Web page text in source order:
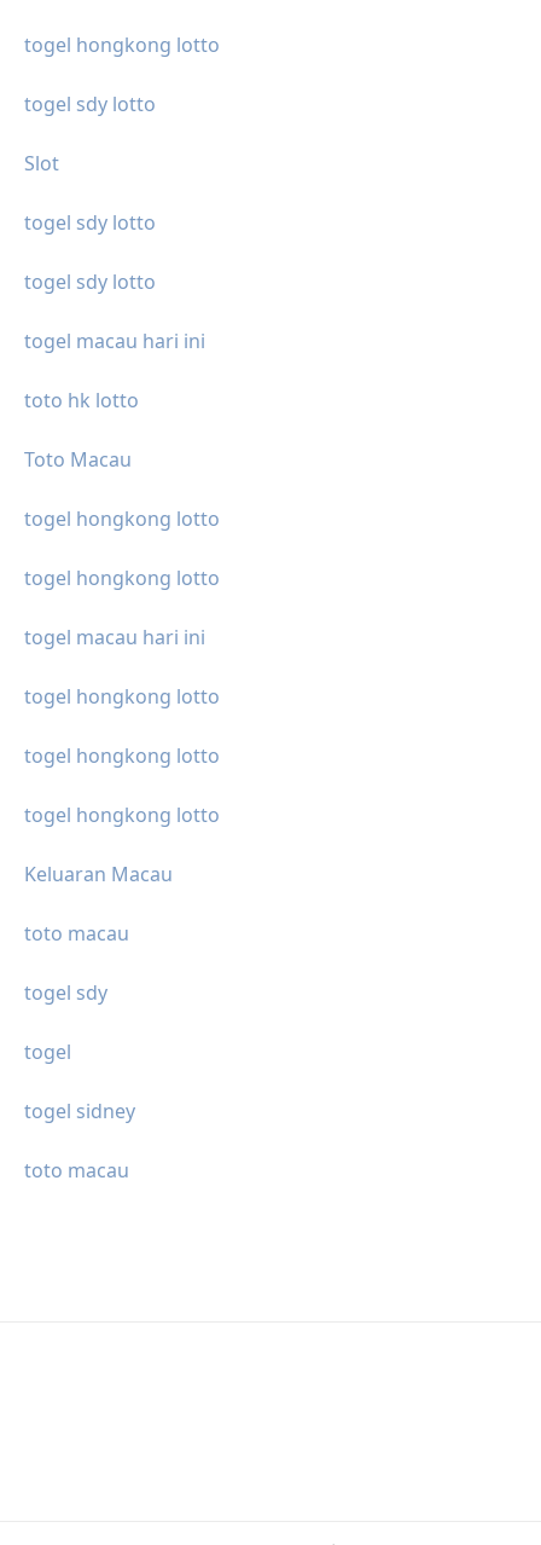
togel hongkong lotto
togel sdy lotto
Slot
togel sdy lotto
togel sdy lotto
togel macau hari ini
toto hk lotto
Toto Macau
togel hongkong lotto
togel hongkong lotto
togel macau hari ini
togel hongkong lotto
togel hongkong lotto
togel hongkong lotto
Keluaran Macau
toto macau
togel sdy
togel
togel sidney
toto macau